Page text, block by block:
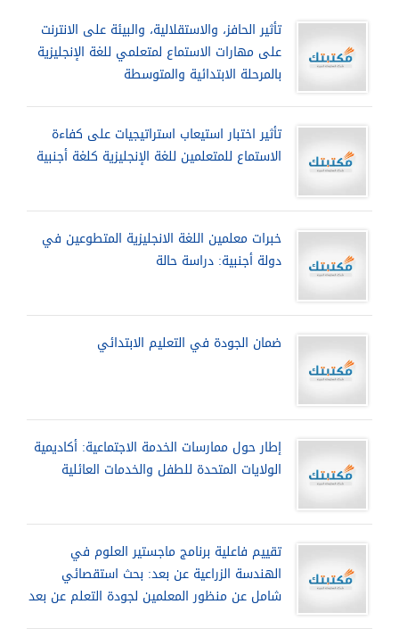
تأثير الحافز، والاستقلالية، والبيئة على الانترنت
على مهارات الاستماع لمتعلمي للغة الإنجليزية
بالمرحلة الابتدائية والمتوسطة
تأثير اختبار استيعاب استراتيجيات على كفاءة
الاستماع للمتعلمين للغة الإنجليزية كلغة أجنبية
خبرات معلمين اللغة الانجليزية المتطوعين في
دولة أجنبية: دراسة حالة
ضمان الجودة في التعليم الابتدائي
إطار حول ممارسات الخدمة الاجتماعية: أكاديمية
الولايات المتحدة للطفل والخدمات العائلية
تقييم فاعلية برنامج ماجستير العلوم في
الهندسة الزراعية عن بعد: بحث استقصائي
شامل عن منظور المعلمين لجودة التعلم عن بعد